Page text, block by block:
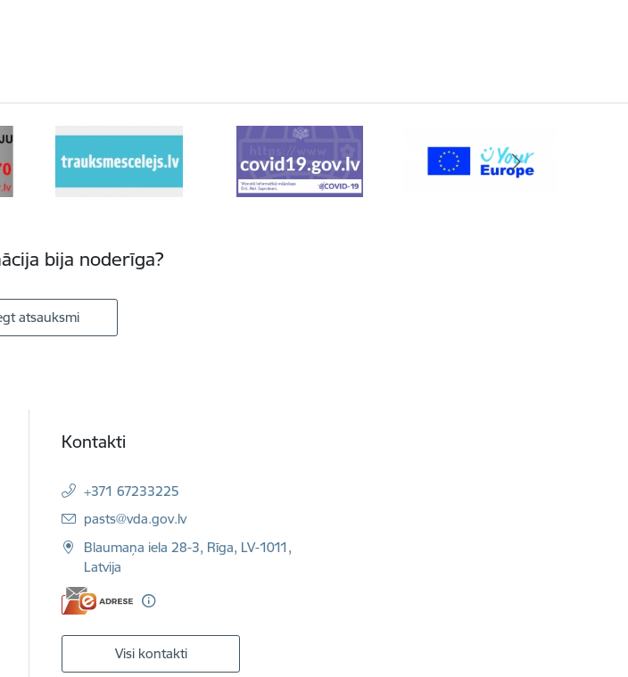
bija noderīga?
atsauksmi
Kontakti
+371 67233225
E-pasts:
pasts@vda.gov.lv
Blaumaņa iela 28-3, Rīga, LV-1011,
Latvija
Visi kontakti